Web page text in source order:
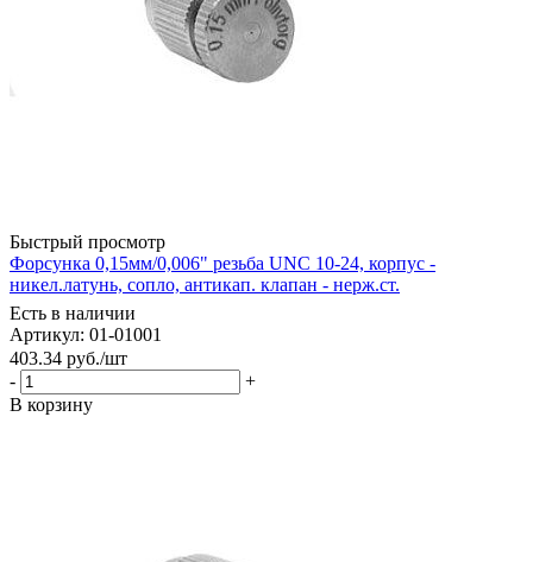
Быстрый просмотр
Форсунка 0,15мм/0,006" резьба UNC 10-24, корпус -
никел.латунь, сопло, антикап. клапан - нерж.ст.
Есть в наличии
Артикул: 01-01001
403.34 руб./шт
-
+
В корзину